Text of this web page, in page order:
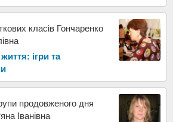
класів Гончаренко
ігри та
продовженого дня
Іванівна